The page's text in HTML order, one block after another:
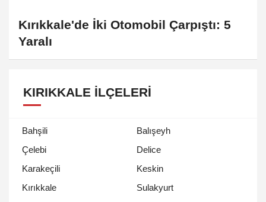
Kırıkkale'de İki Otomobil Çarpıştı: 5
Yaralı
KIRIKKALE İLÇELERI
Bahşili
Balışeyh
Çelebi
Delice
Karakeçili
Keskin
Kırıkkale
Sulakyurt